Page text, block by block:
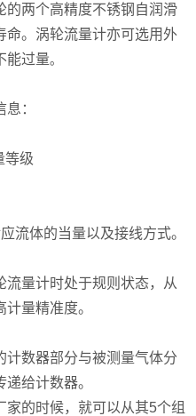
的两个高精度不锈钢 自润滑
命。涡轮流量计亦可选用外
能过量。
：
级
体的当量以及接线方式。
量计时处于规则状态，从
量精准度。
数器部分与被测量气体分
给计数器。
的时候，就可以从其5个组